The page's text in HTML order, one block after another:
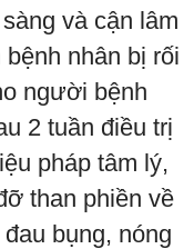
và cận lâm
nhân bị rối
người bệnh
2 tuần điều trị
pháp tâm lý,
than phiền về
bụng, nóng